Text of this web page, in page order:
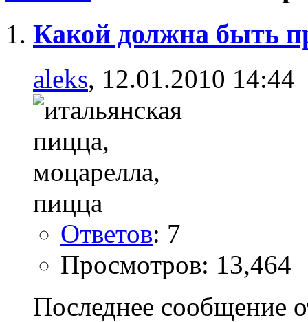
Какой должна быть
aleks, 12.01.2010 14:44
Ответов: 7
Просмотров: 13,464
Последнее сообщение